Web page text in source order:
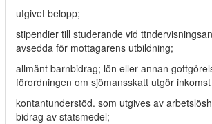
utgivet belopp;
stipendier till studerande vid
avsedda för mottagarens utbildning;
allmänt barnbidrag; lön eller annan
förordningen om sjömansskatt utgör
kontantunderstöd. som utgives av
bidrag av statsmedel;